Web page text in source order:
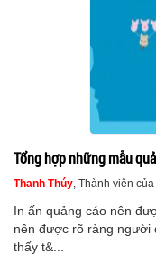
Tổng hợp những mẫu
Thanh Thúy, Thành viên
In ấn quảng cáo nên
nên được rõ ràng người
thấy t&...